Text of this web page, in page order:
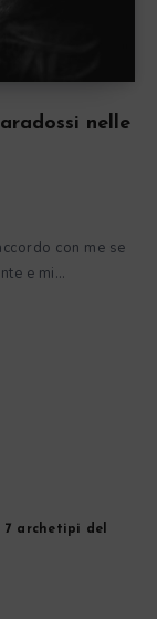
nelle
con me se
e mi…
7 archetipi del